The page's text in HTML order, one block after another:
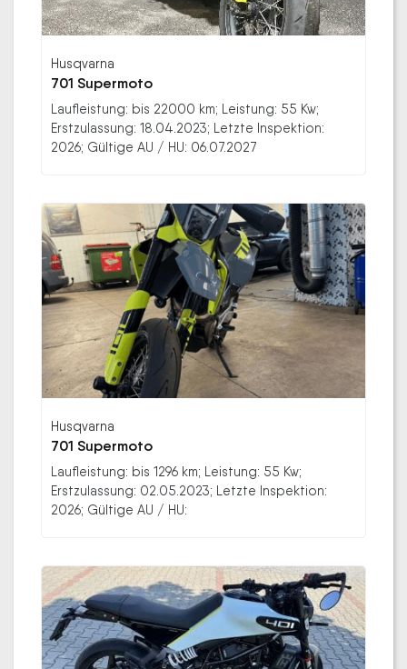
Husqvarna
701 Supermoto
Laufleistung: bis 22000 km; Leistung: 55 Kw;
Erstzulassung: 18.04.2023; Letzte Inspektion:
2026; Gültige AU / HU: 06.07.2027
Husqvarna
701 Supermoto
Laufleistung: bis 1296 km; Leistung: 55 Kw;
Erstzulassung: 02.05.2023; Letzte Inspektion:
2026; Gültige AU / HU: